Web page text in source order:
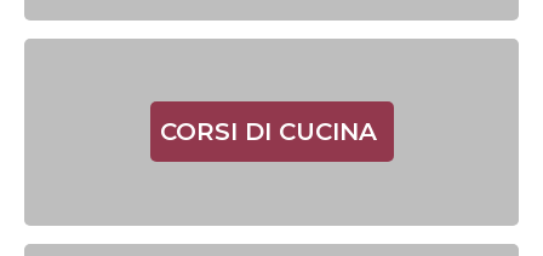
CORSI DI CUCINA